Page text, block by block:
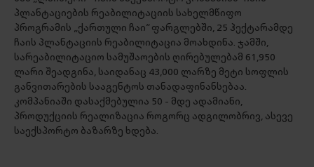
პლანტაციების რეაბილიტაციის სახელმწიფო
პროგრამის „ქართული ჩაი“ ფარგლებში, 25 ჰექტარამდე
ჩაის პლანტაციის რეაბილიტაცია მოახდინა. ჯამში,
სარეაბილიტაციო სამუშაოების ღირებულებამ 61,950
ლარი შეადგინა, საიდანაც 43,000 ლარზე მეტი სოფლის
განვითარების სააგენტოს თანადაფინანსებაა.
კომპანიაში დასაქმებულია 50 - მდე ადამიანი,
პროდუქციის რეალიზაცია როგორც ადგილობრივ, ასევე
საექსპორტო ბაზარზე ხდება.